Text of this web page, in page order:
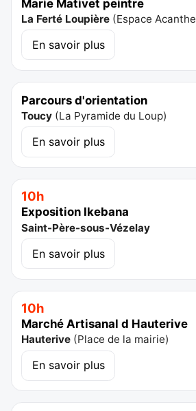
Marie Mativet peintre
La Ferté Loupière (Espace Acanthe
En savoir plus
Parcours d'orientation
Toucy (La Pyramide du Loup)
En savoir plus
10h
Exposition Ikebana
Saint-Père-sous-Vézelay
En savoir plus
10h
Marché Artisanal d Hauterive
Hauterive (Place de la mairie)
En savoir plus